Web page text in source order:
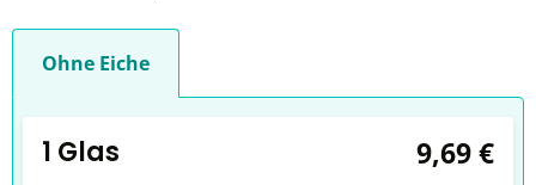
Ohne Eiche
1 Glas 9,69 €